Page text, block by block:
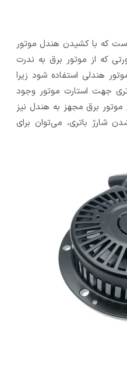
که با کشیدن هندل موتور
که از موتور برق به ندرت
هندلی استفاده شود زیرا
جهت استارت موتور وجود
موتور برق مجهز به هندل نیز
شارژ باتری، می‌توان برای